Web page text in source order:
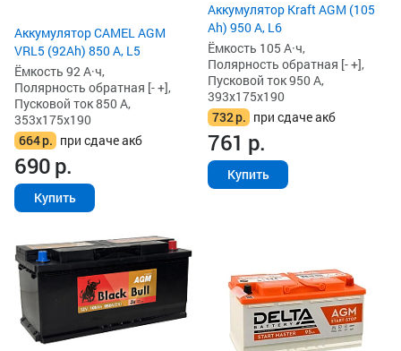
Аккумулятор CAMEL AGM
VRL5 (92Ah) 850 А, L5
Ёмкость 92 А·ч,
Полярность обратная [- +],
Пусковой ток 850 А,
353x175x190
664р. при сдаче акб
690р.
Купить
Аккумулятор Kraft AGM (105
Ah) 950 А, L6
Ёмкость 105 А·ч,
Полярность обратная [- +],
Пусковой ток 950 А,
393x175x190
732р. при сдаче акб
761 р.
Купить